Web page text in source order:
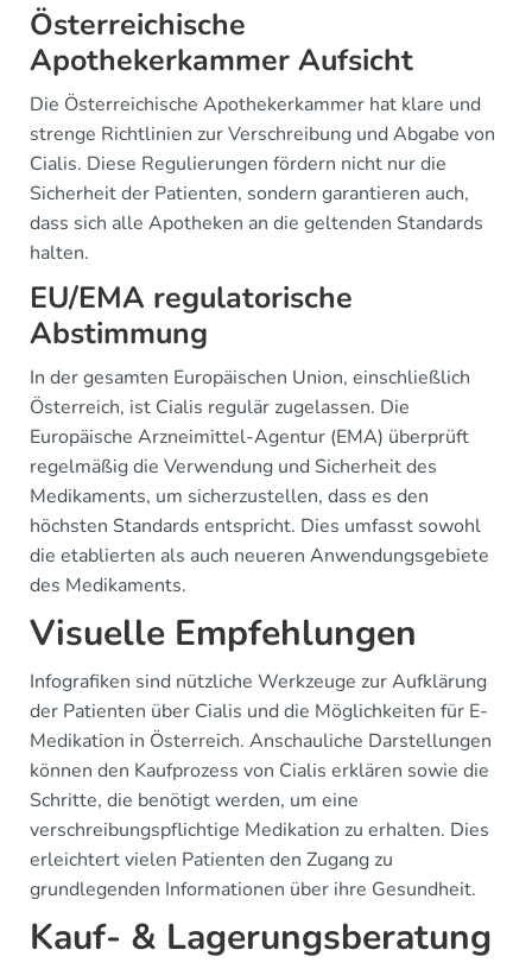
Österreichische
Apothekerkammer Aufsicht
Die Österreichische Apothekerkammer hat klare und
strenge Richtlinien zur Verschreibung und Abgabe von
Cialis. Diese Regulierungen fördern nicht nur die
Sicherheit der Patienten, sondern garantieren auch,
dass sich alle Apotheken an die geltenden Standards
halten.
EU/EMA regulatorische
Abstimmung
In der gesamten Europäischen Union, einschließlich
Österreich, ist Cialis regulär zugelassen. Die
Europäische Arzneimittel-Agentur (EMA) überprüft
regelmäßig die Verwendung und Sicherheit des
Medikaments, um sicherzustellen, dass es den
höchsten Standards entspricht. Dies umfasst sowohl
die etablierten als auch neueren Anwendungsgebiete
des Medikaments.
Visuelle Empfehlungen
Infografiken sind nützliche Werkzeuge zur Aufklärung
der Patienten über Cialis und die Möglichkeiten für E-
Medikation in Österreich. Anschauliche Darstellungen
können den Kaufprozess von Cialis erklären sowie die
Schritte, die benötigt werden, um eine
verschreibungspflichtige Medikation zu erhalten. Dies
erleichtert vielen Patienten den Zugang zu
grundlegenden Informationen über ihre Gesundheit.
Kauf- & Lagerungsberatung